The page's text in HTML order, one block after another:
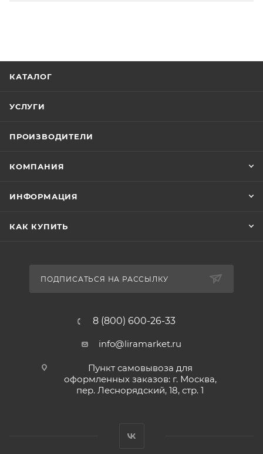
КАТАЛОГ
УСЛУГИ
ПРОИЗВОДИТЕЛИ
КОМПАНИЯ
ИНФОРМАЦИЯ
КАК КУПИТЬ
ПОДПИСАТЬСЯ НА РАССЫЛКУ
8 (800) 600-26-33
info@liramarket.ru
Пункт самовывоза для
оформленных заказов: г. Москва,
пер. Леснорядский, 18, стр. 1